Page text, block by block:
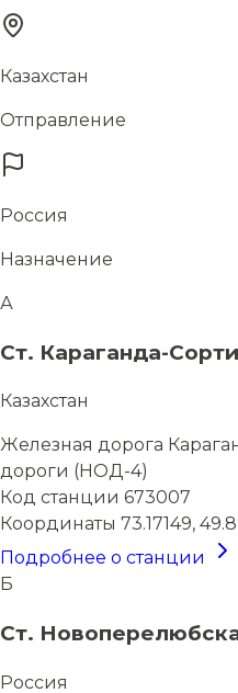
Казахстан
Отправление
Россия
Назначение
А
Ст. Караганда-
Казахстан
Железная дорога
дороги (НОД-4)
Код станции 673007
Координаты 73.17149,
Подробнее о станции
Б
Ст.
Россия